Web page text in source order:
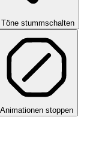
Töne stummschalten
Animationen stoppen